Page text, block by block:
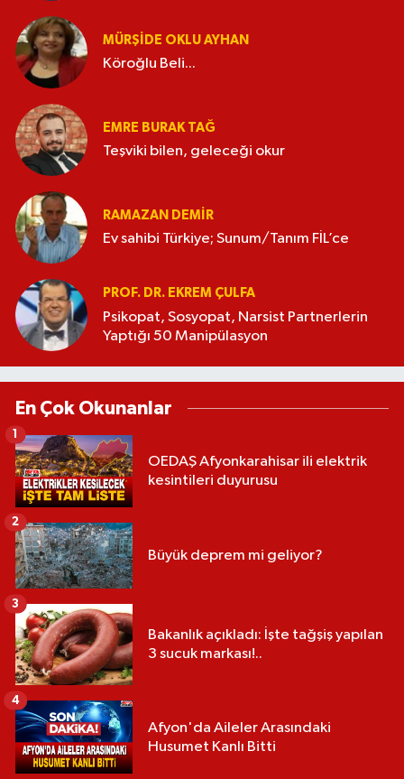
MÜRŞIDE OKLU AYHAN
Köroğlu Beli...
EMRE BURAK TAĞ
Teşviki bilen, geleceği okur
RAMAZAN DEMİR
Ev sahibi Türkiye; Sunum/Tanım FİL’ce
PROF. DR. EKREM ÇULFA
Psikopat, Sosyopat, Narsist Partnerlerin
Yaptığı 50 Manipülasyon
En Çok Okunanlar
OEDAŞ Afyonkarahisar ili elektrik
kesintileri duyurusu
1
Büyük deprem mi geliyor?
2
Bakanlık açıkladı: İşte tağşiş yapılan
3 sucuk markası!..
3
Afyon'da Aileler Arasındaki
Husumet Kanlı Bitti
4